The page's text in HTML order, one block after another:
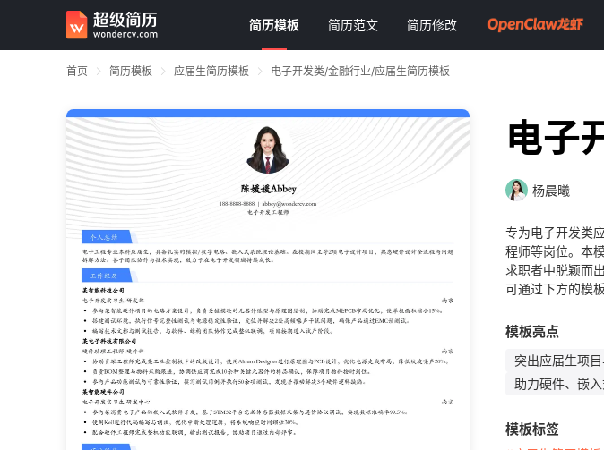
简历模板 简历范文 简历修改
首页 简历模板 应届生简历模板 电子开发类/金融行业/应届生简历模板
电子
杨晨曦
专为电子开发类
程师等岗位。本
求职者中脱颖而
可通过下方的模
模板亮点
突出应届生项
助力硬件、嵌
模板标签